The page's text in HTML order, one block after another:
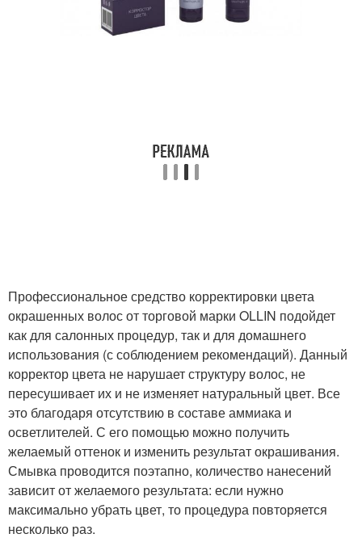
Профессиональное средство корректировки цвета
окрашенных волос от торговой марки OLLIN подойдет
как для салонных процедур, так и для домашнего
использования (с соблюдением рекомендаций). Данный
корректор цвета не нарушает структуру волос, не
пересушивает их и не изменяет натуральный цвет. Все
это благодаря отсутствию в составе аммиака и
осветлителей. С его помощью можно получить
желаемый оттенок и изменить результат окрашивания.
Смывка проводится поэтапно, количество нанесений
зависит от желаемого результата: если нужно
максимально убрать цвет, то процедура повторяется
несколько раз.